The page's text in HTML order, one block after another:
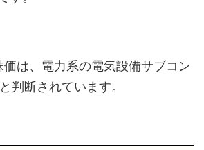
は、電力系の電気設備サブコン
と判断されています。